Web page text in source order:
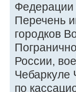
Федерации
Перечень
городков
России,
Чебаркуле
по